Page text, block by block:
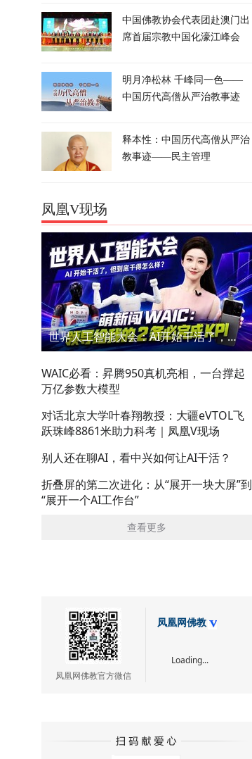
中国佛教协会代表团赴澳门出
席首届宗教中国化濠江峰会
明月净松林 千峰同一色——
中国历代高僧从严治教事迹
释本性：中国历代高僧从严治
教事迹——民主管理
凤凰V现场
世界人工智能大会：AI开始干活了，但到底干的怎么样？萌新闯WAIC
WAIC必看：昇腾950真机亮相，一台撑起
万亿参数大模型
对话北京大学叶春翔教授：大疆eVTOL飞
跃珠峰8861米助力科考｜凤凰V现场
别人还在聊AI，看中兴如何让AI干活？
折叠屏的第二次进化：从“展开一块大屏”到
“展开一个AI工作台”
查看更多
凤凰网佛教官方微信
凤凰网佛教
Loading...